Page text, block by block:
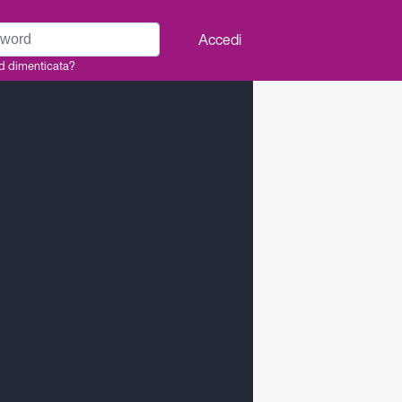
dimenticata?
Accedi